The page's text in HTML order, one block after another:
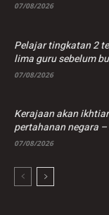
07/08/2026
Pelajar tingkatan 2
lima guru sebelum
07/08/2026
Kerajaan akan
pertahanan negara –
07/08/2026